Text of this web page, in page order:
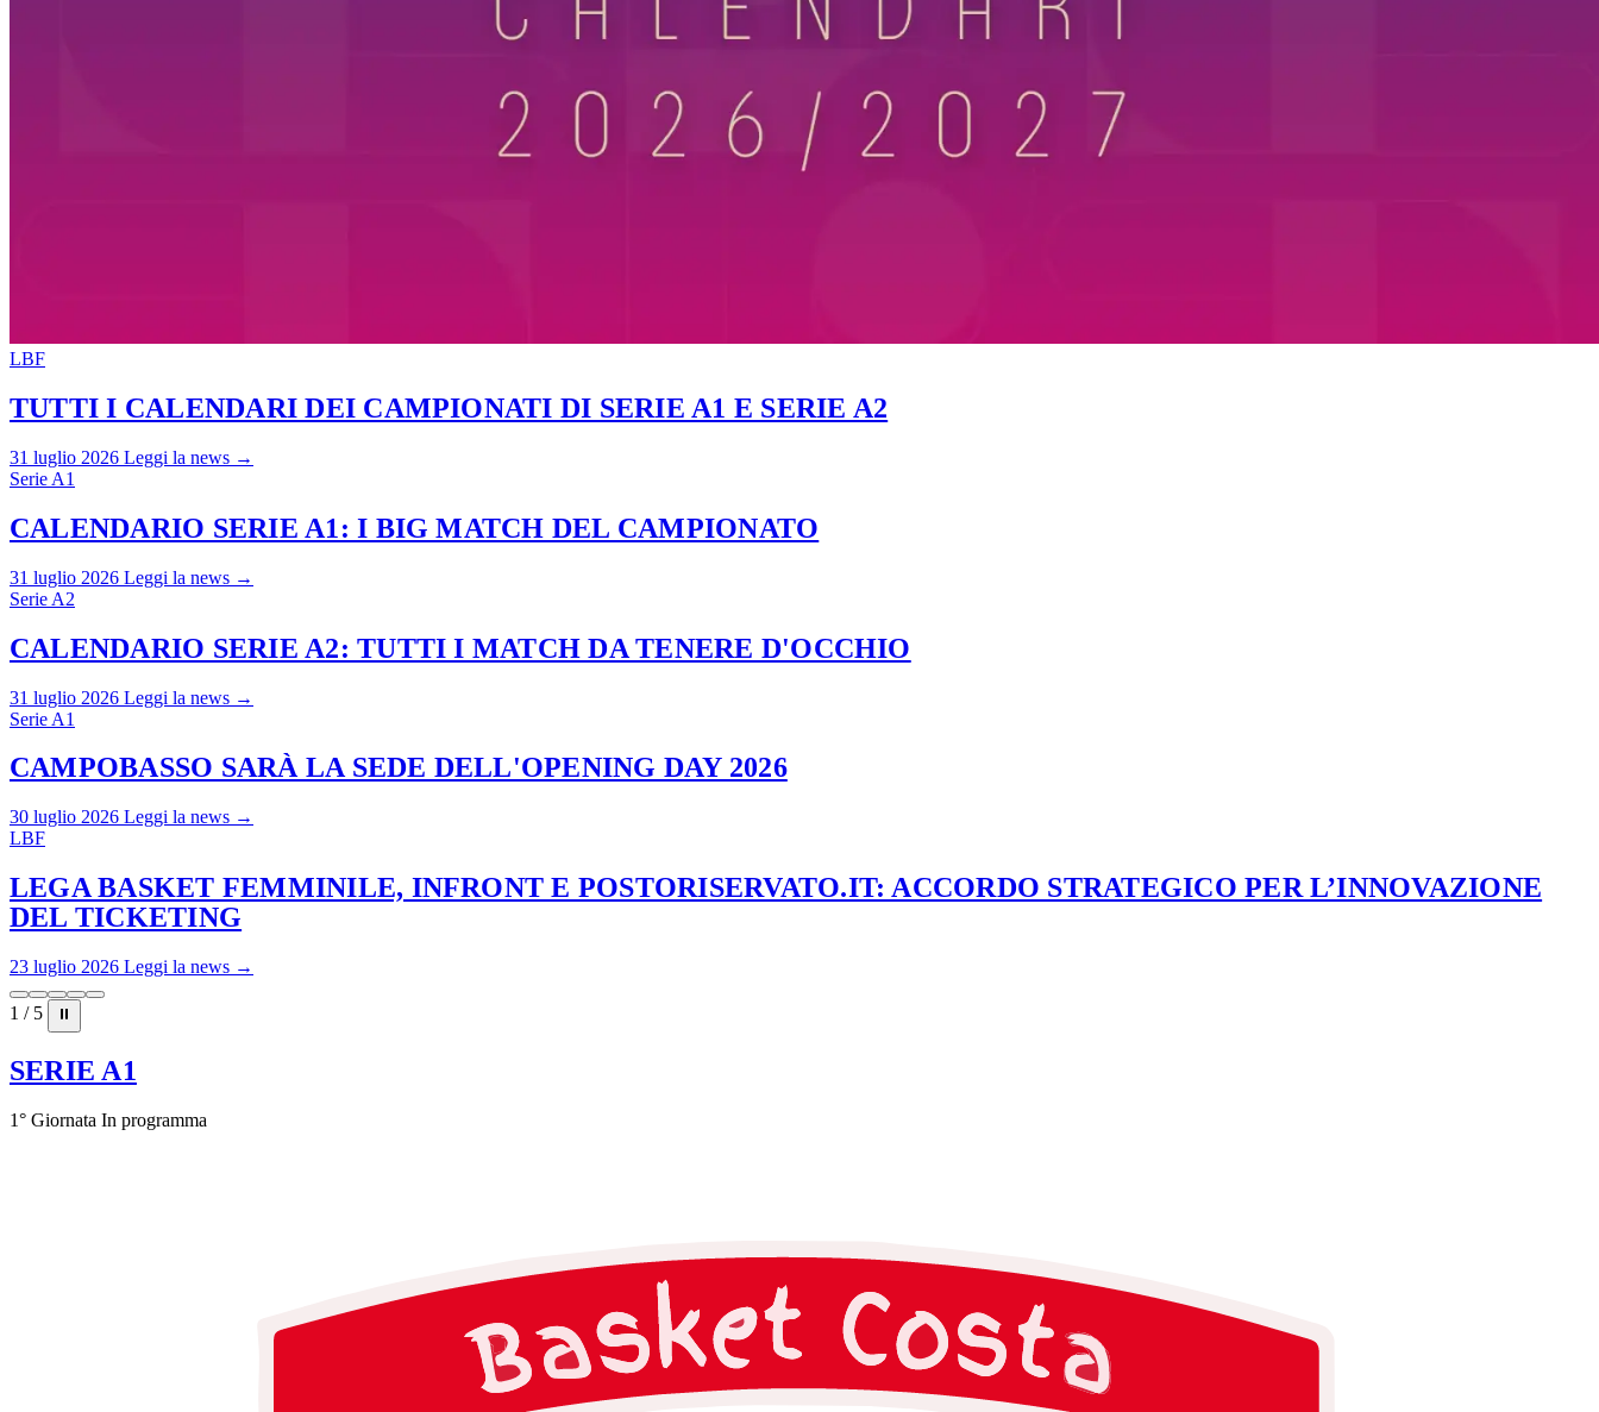
LBF
TUTTI I CALENDARI DEI CAMPIONATI DI SERIE A1 E SERIE A2
31 luglio 2026 Leggi la news →
Serie A1
CALENDARIO SERIE A1: I BIG MATCH DEL CAMPIONATO
31 luglio 2026 Leggi la news →
Serie A2
CALENDARIO SERIE A2: TUTTI I MATCH DA TENERE D'OCCHIO
31 luglio 2026 Leggi la news →
Serie A1
CAMPOBASSO SARÀ LA SEDE DELL'OPENING DAY 2026
30 luglio 2026 Leggi la news →
LBF
LEGA BASKET FEMMINILE, INFRONT E POSTORISERVATO.IT: ACCORDO STRATEGICO PER L’INNOVAZIONE
DEL TICKETING
23 luglio 2026 Leggi la news →
1 / 5 ⏸
SERIE A1
1° Giornata In programma